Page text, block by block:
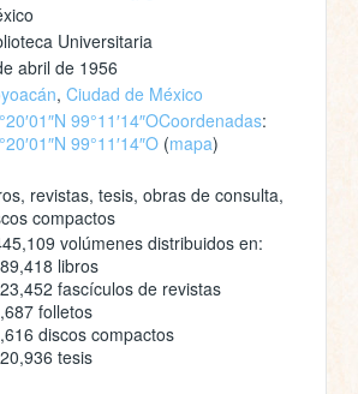
Universitaria
abril de 1956
, Ciudad de México
99°11′14″OCoordenadas:
99°11′14″O (mapa)
revistas, tesis, obras de consulta,
compactos
volúmenes distribuidos en:
libros
fascículos de revistas
folletos
discos compactos
tesis